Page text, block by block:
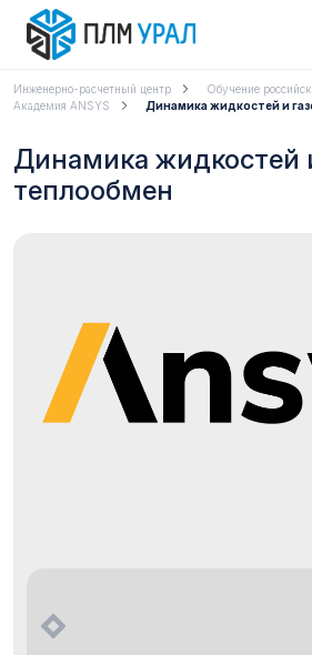
Инженерно-расчетный центр
Обучение
Академия ANSYS
Динамика жидкостей и
Динамика жидкостей
теплообмен